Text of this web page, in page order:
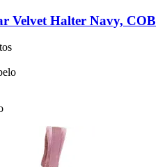
Velvet Halter Navy, COB